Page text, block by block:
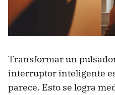
Transformar un
interruptor inteligente
parece. Esto se logra